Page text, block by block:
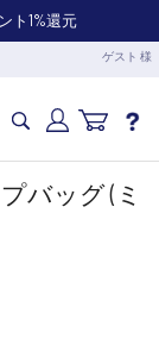
ト1%還元
ゲスト 様
バッグ (ミ